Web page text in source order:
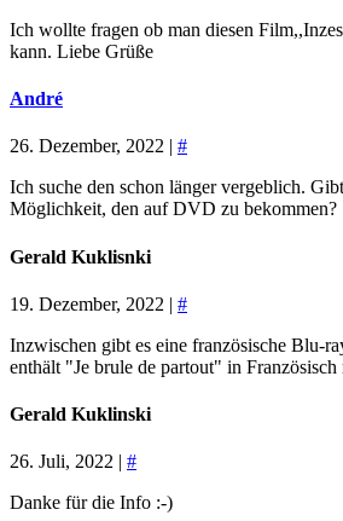
Ich wollte fragen ob man diesen
kann. Liebe Grüße
André
26. Dezember, 2022 | #
Ich suche den schon länger vergeblich.
Möglichkeit, den auf DVD zu bekommen?
Gerald Kuklisnki
19. Dezember, 2022 | #
Inzwischen gibt es eine französische Blu-
enthält "Je brule de partout" in Französisch
Gerald Kuklinski
26. Juli, 2022 | #
Danke für die Info :-)